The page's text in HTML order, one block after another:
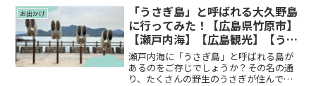
ね。色々キャンセルできない中で変わり
やすい台風予報を見なが...
お出かけ
「うさぎ島」と呼ばれる大久野島
に行ってみた！【広島県竹原市】
【瀬戸内海】【広島観光】【うさ
ぎの島】
瀬戸内海に「うさぎ島」と呼ばれる島が
あるのをご存じでしょうか？その名の通
り、たくさんの野生のうさぎが住んでい